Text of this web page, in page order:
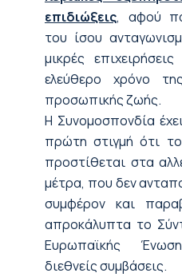
επιδιώξεις, αφού
του ίσου
μικρές
ελεύθερο χρόνο
προσωπικής ζωής.
Η Συνομοσπονδία
πρώτη στιγμή ότι
προστίθεται στα
μέτρα, που δεν
συμφέρον και
απροκάλυπτα το
Ευρωπαϊκής
διεθνείς συμβάσεις.